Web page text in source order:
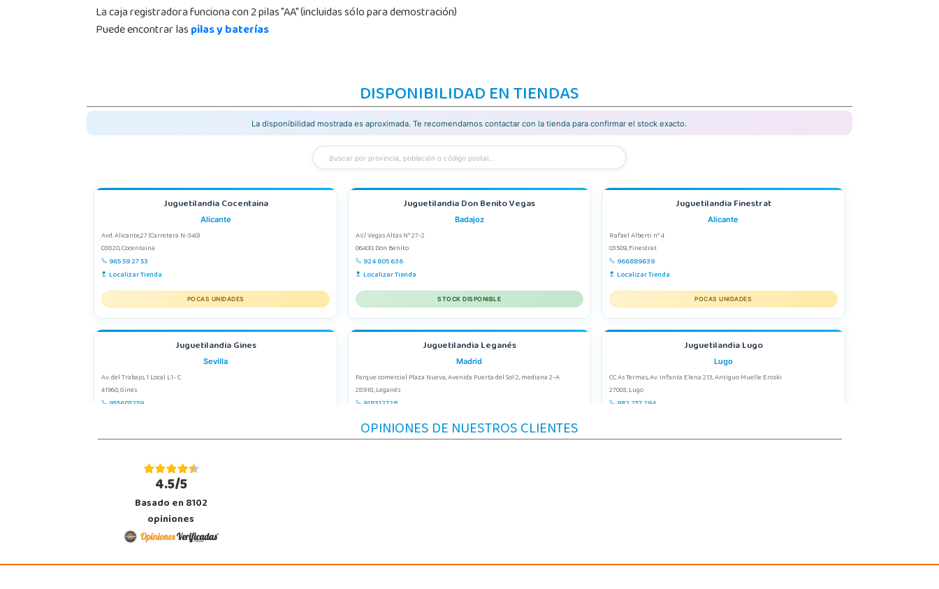
La caja registradora funciona con 2 pilas "AA" (incluidas sólo para demostración)
Puede encontrar laspilas y baterías
DISPONIBILIDAD EN TIENDAS
La disponibilidad mostrada es aproximada. Te recomendamos contactar con la tienda para confirmar el stock exacto.
Juguetilandia Cocentaina
Alicante
Avd. Alicante,27 (Carretera N-340)
03820, Cocentaina
965 59 27 53
Localizar Tienda
POCAS UNIDADES
Juguetilandia Don Benito Vegas
Badajoz
AV/ Vegas Altas Nº 27-2
06400, Don Benito
924 805 636
Localizar Tienda
STOCK DISPONIBLE
Juguetilandia Finestrat
Alicante
Rafael Alberti nº 4
03509, Finestrat
966889639
Localizar Tienda
POCAS UNIDADES
Juguetilandia Gines
Sevilla
Av. del Trabajo, 1 Local L1- C
41960, Gines
955605259
POCAS UNIDADES
Juguetilandia Leganés
Madrid
Parque comercial Plaza Nueva, Avenida Puerta del Sol 2, mediana 2-A
28918, Leganés
918312728
POCAS UNIDADES
Juguetilandia Lugo
Lugo
CC As Termas, Av. Infanta Elena 213, Antiguo Muelle Eroski
27003, Lugo
982 257 294
POCAS UNIDADES
Juguetilandia Murcia
Murcia
C/ Victor Garrigos, nº 15, Parque Comercial Thader
30110, Churra
968 385 962
OPINIONES DE NUESTROS CLIENTES
4.5/5
Basado en 8102
opiniones